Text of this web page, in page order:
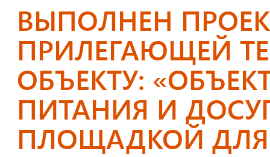
ВЫПОЛНЕН
ПРИЛЕГАЮЩЕЙ
ОБЪЕКТУ:
ПИТАНИЯ И
ПЛОЩАДКОЙ